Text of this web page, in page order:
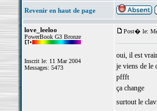
Revenir en haut de page
love_leeloo
PowerBook G3 Bronze
Inscrit le: 11 Mar 2004
Messages: 5473
Post� le:
oui, il est
je viens de le
pffft
ça change
surtout le